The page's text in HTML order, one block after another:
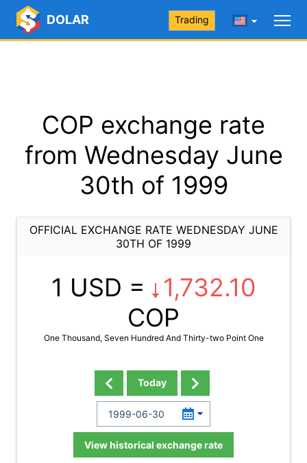
DOLAR Trading
COP exchange rate
from Wednesday June
30th of 1999
OFFICIAL EXCHANGE RATE WEDNESDAY JUNE
30TH OF 1999
1 USD =
1,732.10
COP
One Thousand, Seven Hundred And Thirty-two Point One
Today
View historical exchange rate